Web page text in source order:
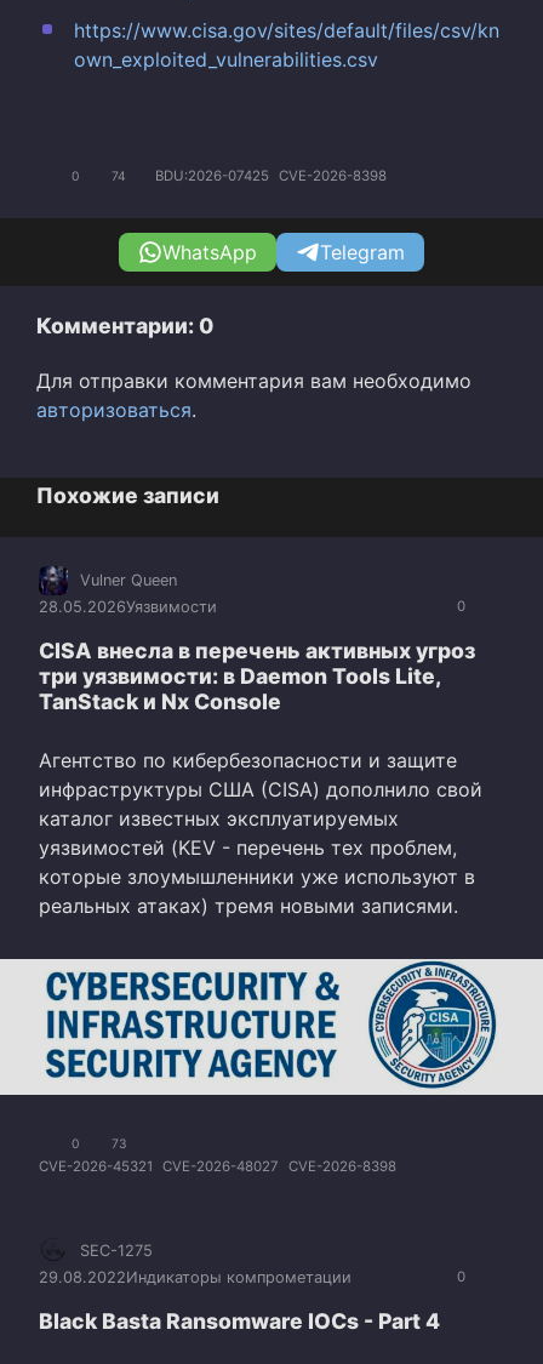
https://www.cisa.gov/sites/default/files/csv/kn
own_exploited_vulnerabilities.csv
0 74 BDU:2026-07425 CVE-2026-8398
WhatsApp Telegram
Комментарии: 0
Для отправки комментария вам необходимо
авторизоваться.
Похожие записи
0
Vulner Queen
28.05.2026Уязвимости
CISA внесла в перечень активных угроз
три уязвимости: в Daemon Tools Lite,
TanStack и Nx Console
Агентство по кибербезопасности и защите
инфраструктуры США (CISA) дополнило свой
каталог известных эксплуатируемых
уязвимостей (KEV - перечень тех проблем,
которые злоумышленники уже используют в
реальных атаках) тремя новыми записями.
0 73
CVE-2026-45321 CVE-2026-48027 CVE-2026-8398
0
SEC-1275
29.08.2022Индикаторы компрометации
Black Basta Ransomware IOCs - Part 4